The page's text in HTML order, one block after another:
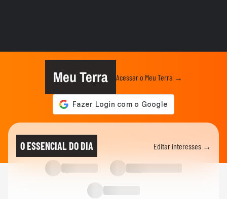
Ventos fortes atingem Santos e Defesa
Civil alerta para ressaca e...
Secretária escolar pula janela e salva
estudante engasgado em Teresina
Com ventania, Rio recomenda que
população retorne para casa e...
Meu Terra Acessar o Meu Terra →
O ESSENCIAL DO DIA Editar interesses →